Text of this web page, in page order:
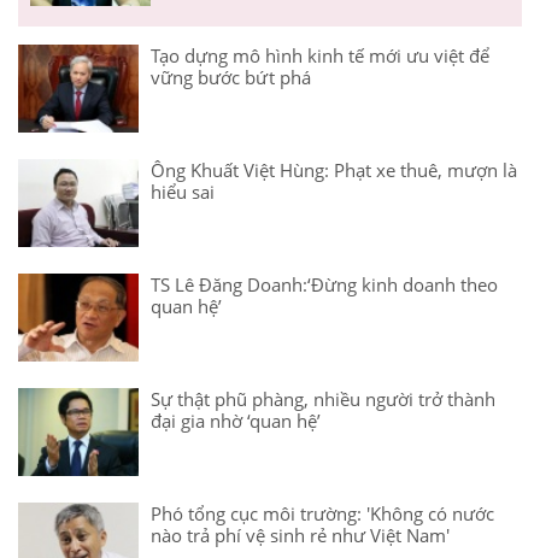
Tạo dựng mô hình kinh tế mới ưu việt để
vững bước bứt phá
Ông Khuất Việt Hùng: Phạt xe thuê, mượn là
hiểu sai
TS Lê Đăng Doanh:‘Đừng kinh doanh theo
quan hệ’
Sự thật phũ phàng, nhiều người trở thành
đại gia nhờ ‘quan hệ’
Phó tổng cục môi trường: 'Không có nước
nào trả phí vệ sinh rẻ như Việt Nam'